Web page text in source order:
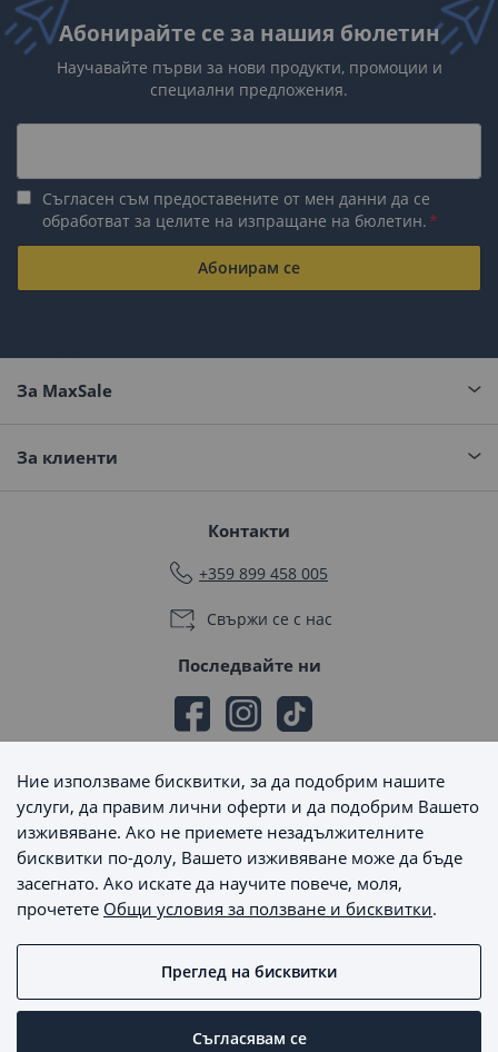
Абонирайте се за нашия бюлетин
Научавайте първи за нови продукти, промоции и
специални предложения.
Съгласен съм предоставените от мен данни да се
обработват за целите на изпращане на бюлетин.
Абонирам се
За MaxSale
За клиенти
Контакти
+359 899 458 005
Свържи се с нас
Последвайте ни
Начини на плащане
Начини на доставка
MaxSale © 2026 - Всички права запазени
Ние използваме бисквитки, за да подобрим нашите
услуги, да правим лични оферти и да подобрим Вашето
изживяване. Ако не приемете незадължителните
бисквитки по-долу, Вашето изживяване може да бъде
засегнато. Ако искате да научите повече, моля,
прочетете Общи условия за ползване и бисквитки.
Съгласявам се
Преглед на бисквитки